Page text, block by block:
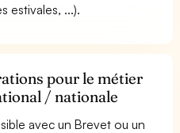
estivales, ...).
pour le métier
/ nationale
avec un Brevet ou un